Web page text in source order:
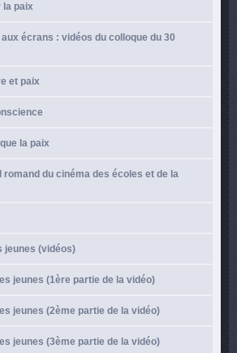
la paix
écrans : vidéos du colloque du 30
et paix
la paix
romand du cinéma des écoles et de la
jeunes (vidéos)
jeunes (1ère partie de la vidéo)
jeunes (2ème partie de la vidéo)
jeunes (3ème partie de la vidéo)